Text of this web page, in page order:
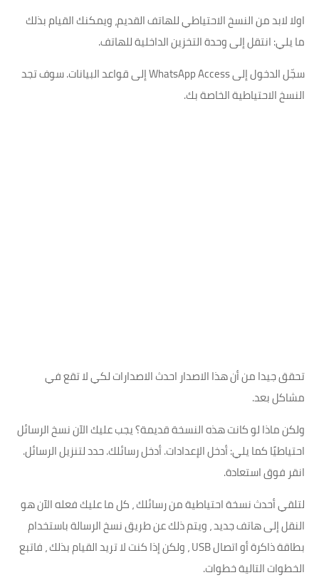
اولا لابد من النسخ الاحتياطي للهاتف القديم، ويمكنك القيام بذلك
ما يلي: انتقل إلى وحدة التخزين الداخلية للهاتف.
سجّل الدخول إلى WhatsApp Access إلى قواعد البيانات. سوف تجد
النسخ الاحتياطية الخاصة بك.
تحقق جيدا من أن هذا الاصدار احدث الاصدارات لكي لا تقع في
مشاكل بعد.
ولكن ماذا لو كانت هذه النسخة قديمة؟ يجب عليك الآن نسخ الرسائل
احتياطيًا كما يلي: أدخل الإعدادات. أدخل رسائلك. حدد لتنزيل الرسائل.
انقر فوق استعادة.
لتلقي أحدث نسخة احتياطية من رسائلك ، كل ما عليك فعله الآن هو
النقل إلى هاتف جديد ، ويتم ذلك عن طريق نسخ الرسالة باستخدام
بطاقة ذاكرة أو اتصال USB ، ولكن إذا كنت لا تريد القيام بذلك ، فاتبع
الخطوات التالية خطوات.